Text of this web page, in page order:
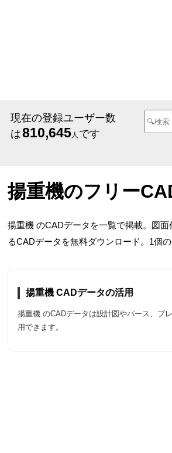
現在の登録ユーザー数
は810,645人 です
揚重機のフリー
揚重機 のCADデータを一覧で掲載。図面
るCADデータを無料ダウンロード。1個の
揚重機 CADデータの活用
揚重機 のCADデータは設計図やパース、プ
用できます。